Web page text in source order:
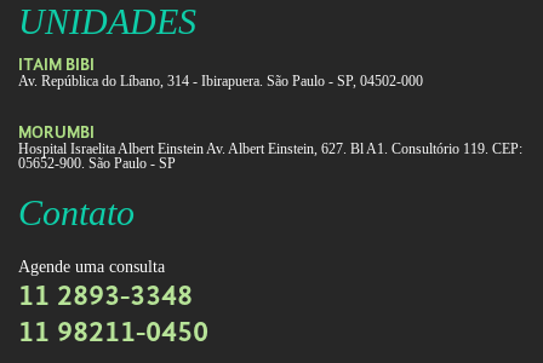
UNIDADES
ITAIM BIBI
Av. República do Líbano, 314 - Ibirapuera. São Paulo - SP, 04502-000
MORUMBI
Hospital Israelita Albert Einstein Av. Albert Einstein, 627. Bl A1. Consultório 119. CEP:
05652-900. São Paulo - SP
Contato
Agende uma consulta
11 2893-3348
11 98211-0450